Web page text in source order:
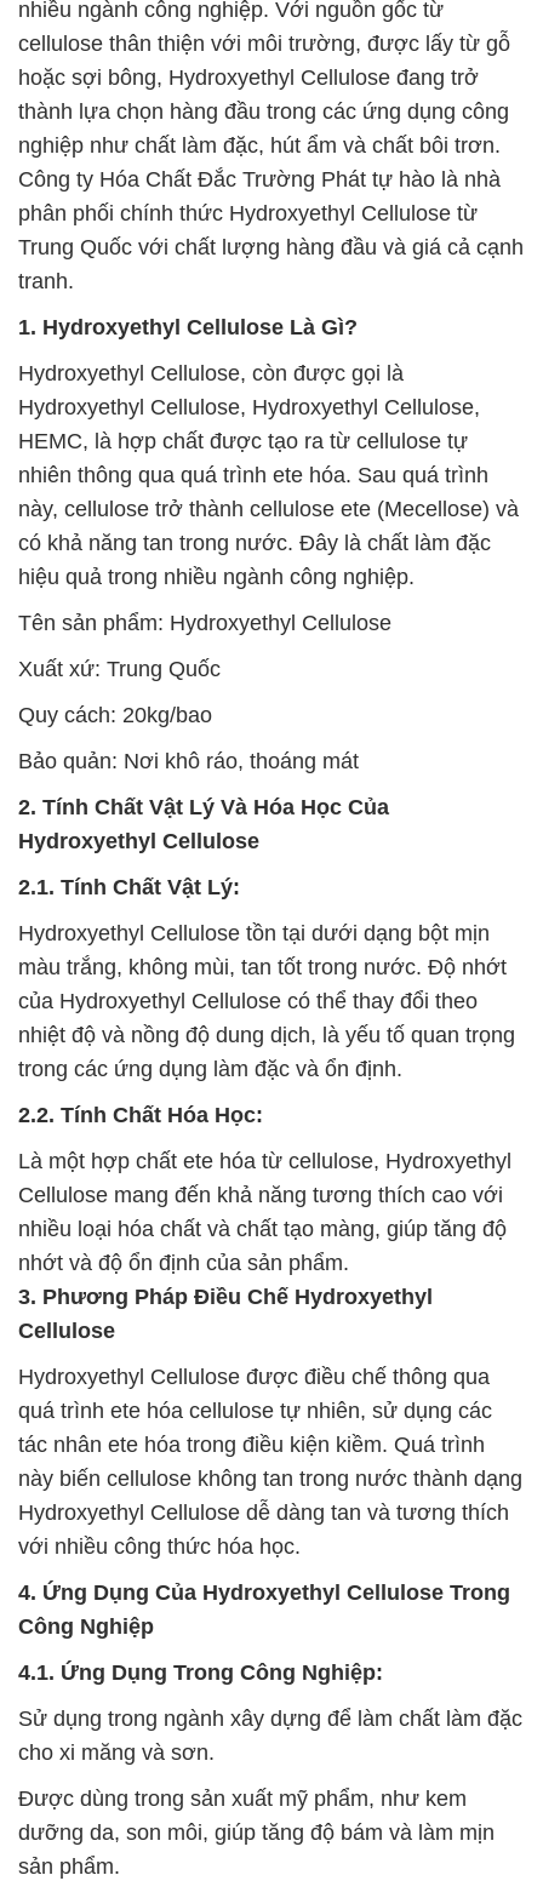
nhiều ngành công nghiệp. Với nguồn gốc từ
cellulose thân thiện với môi trường, được lấy từ gỗ
hoặc sợi bông, Hydroxyethyl Cellulose đang trở
thành lựa chọn hàng đầu trong các ứng dụng công
nghiệp như chất làm đặc, hút ẩm và chất bôi trơn.
Công ty Hóa Chất Đắc Trường Phát tự hào là nhà
phân phối chính thức Hydroxyethyl Cellulose từ
Trung Quốc với chất lượng hàng đầu và giá cả cạnh
tranh.
1. Hydroxyethyl Cellulose Là Gì?
Hydroxyethyl Cellulose, còn được gọi là
Hydroxyethyl Cellulose, Hydroxyethyl Cellulose,
HEMC, là hợp chất được tạo ra từ cellulose tự
nhiên thông qua quá trình ete hóa. Sau quá trình
này, cellulose trở thành cellulose ete (Mecellose) và
có khả năng tan trong nước. Đây là chất làm đặc
hiệu quả trong nhiều ngành công nghiệp.
Tên sản phẩm: Hydroxyethyl Cellulose
Xuất xứ: Trung Quốc
Quy cách: 20kg/bao
Bảo quản: Nơi khô ráo, thoáng mát
2. Tính Chất Vật Lý Và Hóa Học Của
Hydroxyethyl Cellulose
2.1. Tính Chất Vật Lý:
Hydroxyethyl Cellulose tồn tại dưới dạng bột mịn
màu trắng, không mùi, tan tốt trong nước. Độ nhớt
của Hydroxyethyl Cellulose có thể thay đổi theo
nhiệt độ và nồng độ dung dịch, là yếu tố quan trọng
trong các ứng dụng làm đặc và ổn định.
2.2. Tính Chất Hóa Học:
Là một hợp chất ete hóa từ cellulose, Hydroxyethyl
Cellulose mang đến khả năng tương thích cao với
nhiều loại hóa chất và chất tạo màng, giúp tăng độ
nhớt và độ ổn định của sản phẩm.
3. Phương Pháp Điều Chế Hydroxyethyl
Cellulose
Hydroxyethyl Cellulose được điều chế thông qua
quá trình ete hóa cellulose tự nhiên, sử dụng các
tác nhân ete hóa trong điều kiện kiềm. Quá trình
này biến cellulose không tan trong nước thành dạng
Hydroxyethyl Cellulose dễ dàng tan và tương thích
với nhiều công thức hóa học.
4. Ứng Dụng Của Hydroxyethyl Cellulose Trong
Công Nghiệp
4.1. Ứng Dụng Trong Công Nghiệp:
Sử dụng trong ngành xây dựng để làm chất làm đặc
cho xi măng và sơn.
Được dùng trong sản xuất mỹ phẩm, như kem
dưỡng da, son môi, giúp tăng độ bám và làm mịn
sản phẩm.